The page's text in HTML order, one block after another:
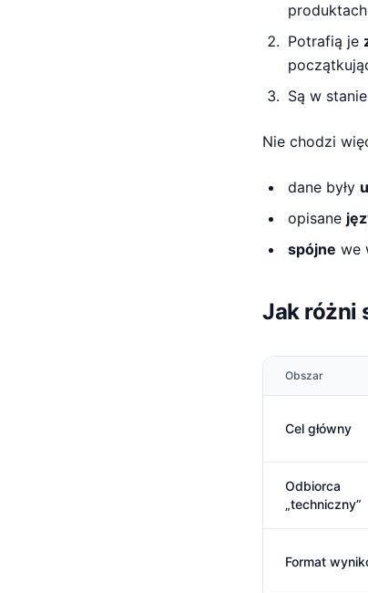
Potrafią je
Są w stanie
Nie chodzi
dane były
opisane
spójne we
Jak różni
Obszar
Cel główny
Odbiorca
„techniczny”
Format